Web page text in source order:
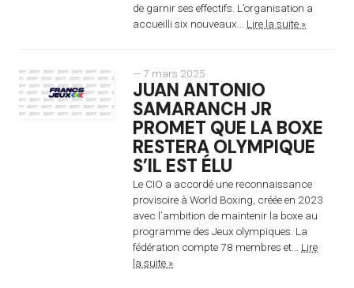
de garnir ses effectifs. L’organisation a
accueilli six nouveaux... Lire la suite »
— 7 mars 2025
JUAN ANTONIO
SAMARANCH JR
PROMET QUE LA BOXE
RESTERA OLYMPIQUE
S’IL EST ÉLU
Le CIO a accordé une reconnaissance
provisoire à World Boxing, créée en 2023
avec l’ambition de maintenir la boxe au
programme des Jeux olympiques. La
fédération compte 78 membres et... Lire
la suite »